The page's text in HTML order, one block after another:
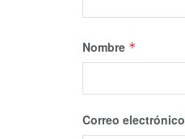
Nombre *
Correo electrónico